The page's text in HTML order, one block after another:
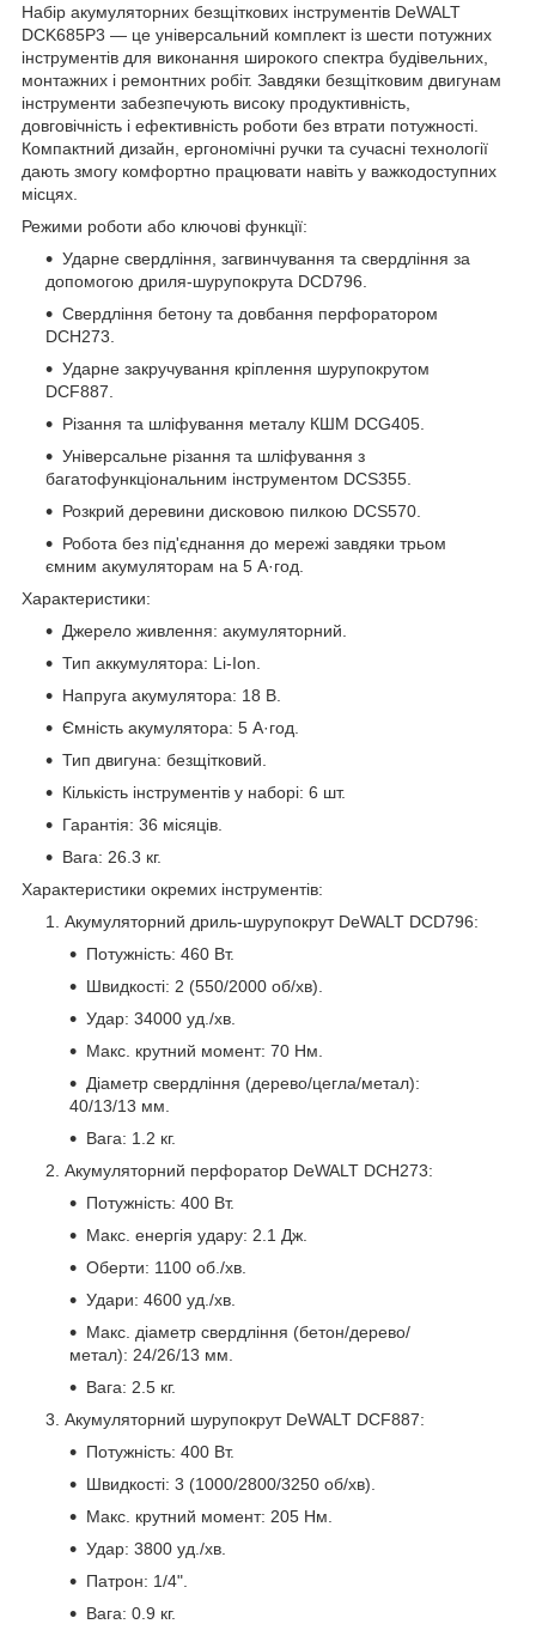
Набір акумуляторних безщіткових інструментів DeWALT
DCK685P3 — це універсальний комплект із шести потужних
інструментів для виконання широкого спектра будівельних,
монтажних і ремонтних робіт. Завдяки безщітковим двигунам
інструменти забезпечують високу продуктивність,
довговічність і ефективність роботи без втрати потужності.
Компактний дизайн, ергономічні ручки та сучасні технології
дають змогу комфортно працювати навіть у важкодоступних
місцях.
Режими роботи або ключові функції:
Ударне свердління, загвинчування та свердління за
допомогою дриля-шурупокрута DCD796.
Свердління бетону та довбання перфоратором
DCH273.
Ударне закручування кріплення шурупокрутом
DCF887.
Різання та шліфування металу КШМ DCG405.
Універсальне різання та шліфування з
багатофункціональним інструментом DCS355.
Розкрий деревини дисковою пилкою DCS570.
Робота без під'єднання до мережі завдяки трьом
ємним акумуляторам на 5 А·год.
Характеристики:
Джерело живлення: акумуляторний.
Тип аккумулятора: Li-Ion.
Напруга акумулятора: 18 В.
Ємність акумулятора: 5 А·год.
Тип двигуна: безщітковий.
Кількість інструментів у наборі: 6 шт.
Гарантія: 36 місяців.
Вага: 26.3 кг.
Характеристики окремих інструментів:
Акумуляторний дриль-шурупокрут DeWALT DCD796:
Потужність: 460 Вт.
Швидкості: 2 (550/2000 об/хв).
Удар: 34000 уд./хв.
Макс. крутний момент: 70 Нм.
Діаметр свердління (дерево/цегла/метал):
40/13/13 мм.
Вага: 1.2 кг.
Акумуляторний перфоратор DeWALT DCH273:
Потужність: 400 Вт.
Макс. енергія удару: 2.1 Дж.
Оберти: 1100 об./хв.
Удари: 4600 уд./хв.
Макс. діаметр свердління (бетон/дерево/
метал): 24/26/13 мм.
Вага: 2.5 кг.
Акумуляторний шурупокрут DeWALT DCF887:
Потужність: 400 Вт.
Швидкості: 3 (1000/2800/3250 об/хв).
Макс. крутний момент: 205 Нм.
Удар: 3800 уд./хв.
Патрон: 1/4".
Вага: 0.9 кг.